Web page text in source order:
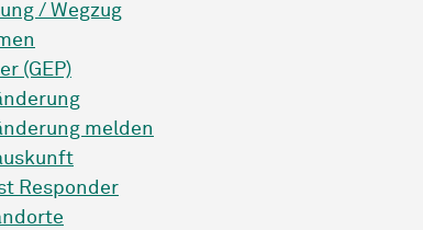
/ Wegzug
(GEP)
melden
Responder